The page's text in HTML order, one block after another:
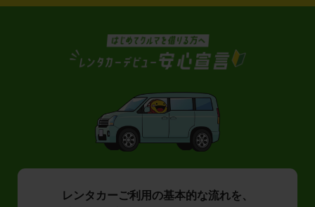
レンタカーご利用の基本的な流れを、